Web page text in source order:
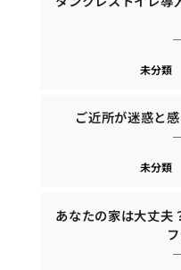
未分類
ご近所が迷惑と
未分類
あなたの家は大丈夫